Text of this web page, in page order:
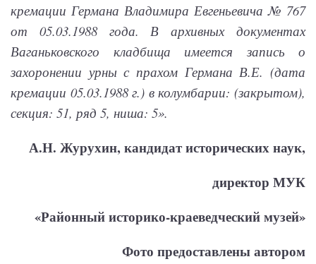
кремации Германа Владимира Евгеньевича № 767
от 05.03.1988 года. В архивных документах
Ваганьковского кладбища имеется запись о
захоронении урны с прахом Германа В.Е. (дата
кремации 05.03.1988 г.) в колумбарии: (закрытом),
секция: 51, ряд 5, ниша: 5».
А.Н. Журухин, кандидат исторических наук,
директор МУК
«Районный историко-краеведческий музей»
Фото предоставлены автором